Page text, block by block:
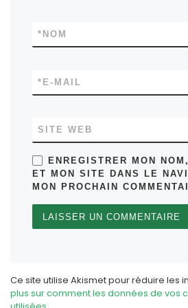
NOM
*
E-MAIL
*
SITE WEB
ENREGISTRER MON
ET MON SITE DANS LE
MON PROCHAIN
Ce site utilise Akismet pour réduire les
plus sur comment les données de vos